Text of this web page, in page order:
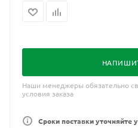
Наши менеджеры обязательно
условия заказа
Сроки поставки уточняйте